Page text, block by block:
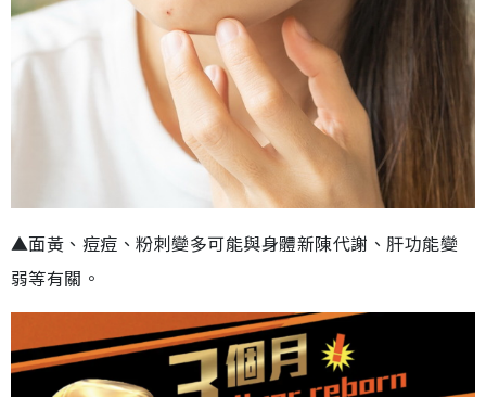
▲面黃、痘痘、粉刺變多可能與身體新陳代謝、肝功能變
弱等有關。